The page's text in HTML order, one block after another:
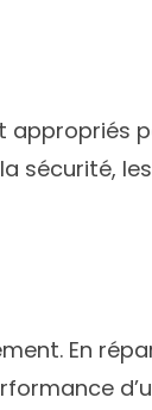
sécurité,
En